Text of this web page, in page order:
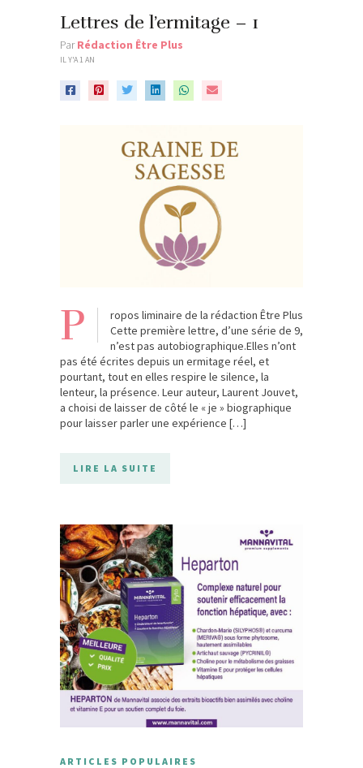
Lettres de l’ermitage – 1
ParRédaction Être Plus
IL Y'A 1 AN
P
ropos liminaire de la rédaction Être Plus
Cette première lettre, d’une série de 9,
n’est pas autobiographique.Elles n’ont
pas été écrites depuis un ermitage réel, et
pourtant, tout en elles respire le silence, la
lenteur, la présence. Leur auteur, Laurent Jouvet,
a choisi de laisser de côté le « je » biographique
pour laisser parler une expérience […]
LIRE LA SUITE
ARTICLES POPULAIRES